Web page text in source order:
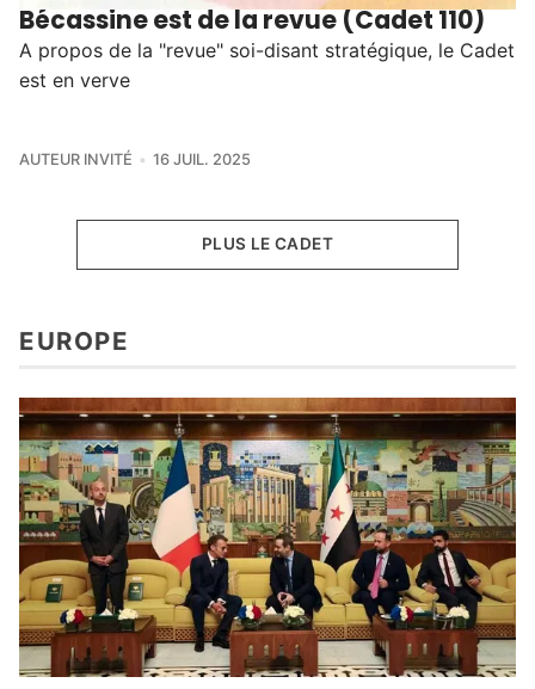
Bécassine est de la revue (Cadet 110)
A propos de la "revue" soi-disant stratégique, le Cadet
est en verve
AUTEUR INVITÉ 16 JUIL. 2025
PLUS LE CADET
EUROPE